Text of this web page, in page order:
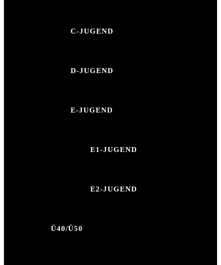
C-JUGEND
D-JUGEND
E-JUGEND
E1-JUGEND
E2-JUGEND
Ü40/Ü50